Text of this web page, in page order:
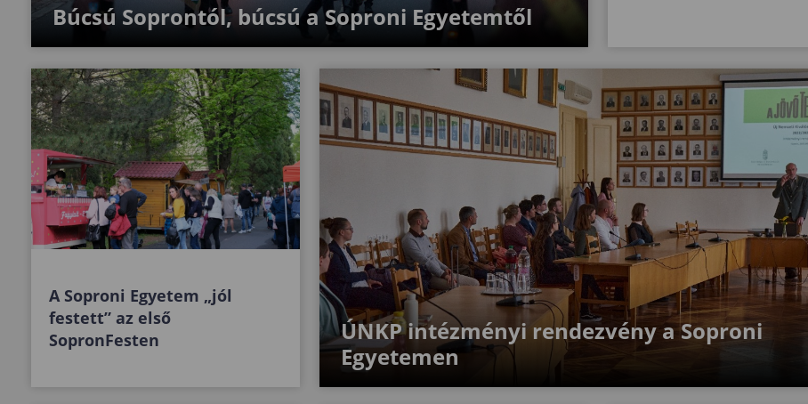
Búcsú Soprontól, búcsú a Soproni Egyetemtől
A Soproni Egyetem „jól
festett” az első
SopronFesten
ÚNKP intézményi rendezvény a Soproni
Egyetemen